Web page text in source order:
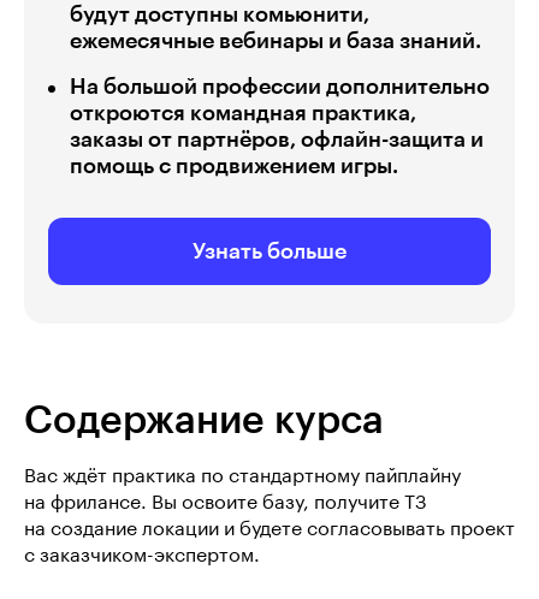
будут доступны комьюнити,
ежемесячные вебинары и база знаний.
На большой профессии дополнительно
откроются командная практика,
заказы от партнёров, офлайн-защита и
помощь с продвижением игры.
Узнать больше
Содержание курса
Вас ждёт практика по стандартному пайплайну
на фрилансе. Вы освоите базу, получите ТЗ
на создание локации и будете согласовывать проект
с заказчиком-экспертом.